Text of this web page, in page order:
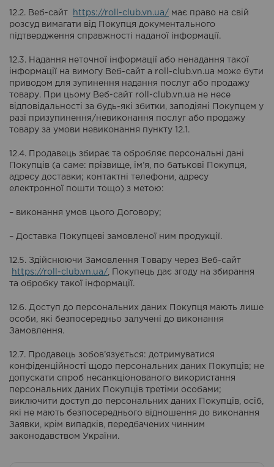
12.2. Веб-сайт https://roll-club.vn.ua/ має право на свій
розсуд вимагати від Покупця документального
підтвердження справжності наданої інформації.
12.3. Надання неточної інформації або ненадання такої
інформації на вимогу Веб-сайт а roll-club.vn.ua може бути
приводом для зупинення надання послуг або продажу
товару. При цьому Веб-сайт roll-club.vn.ua не несе
відповідальності за будь-які збитки, заподіяні Покупцем у
разі призупинення/невиконання послуг або продажу
товару за умови невиконання пункту 12.1.
12.4. Продавець збирає та обробляє персональні дані
Покупців (а саме: прізвище, ім’я, по батькові Покупця,
адресу доставки; контактні телефони, адресу
електронної пошти тощо) з метою:
– виконання умов цього Договору;
– Доставка Покупцеві замовленої ним продукції.
12.5. Здійснюючи Замовлення Товару через Веб-сайт
https://roll-club.vn.ua/ , Покупець дає згоду на збирання
та обробку такої інформації.
12.6. Доступ до персональних даних Покупця мають лише
особи, які безпосередньо залучені до виконання
Замовлення.
12.7. Продавець зобов’язується: дотримуватися
конфіденційності щодо персональних даних Покупців; не
допускати спроб несанкціонованого використання
персональних даних Покупців третіми особами;
виключити доступ до персональних даних Покупців, осіб,
які не мають безпосереднього відношення до виконання
Заявки, крім випадків, передбачених чинним
законодавством України.